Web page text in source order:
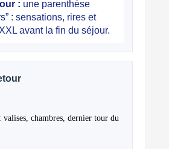
: une parenthèse
: sensations, rires et
avant la fin du séjour.
: valises, chambres, dernier tour du